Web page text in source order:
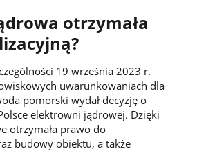
otrzymała
19 września 2023 r.
uwarunkowaniach dla
pomorski wydał decyzję o
elektrowni jądrowej. Dzięki
otrzymała prawo do
budowy obiektu, a także